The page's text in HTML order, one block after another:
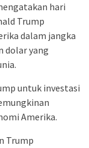
hari
Trump
dalam jangka
dolar yang
untuk investasi
Amerika.
Trump